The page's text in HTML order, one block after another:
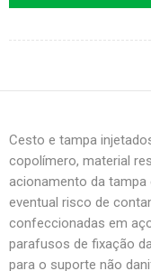
Cesto e tampa
copolímero, material
acionamento da
eventual risco de
confeccionadas em
parafusos de fixação
para o suporte não